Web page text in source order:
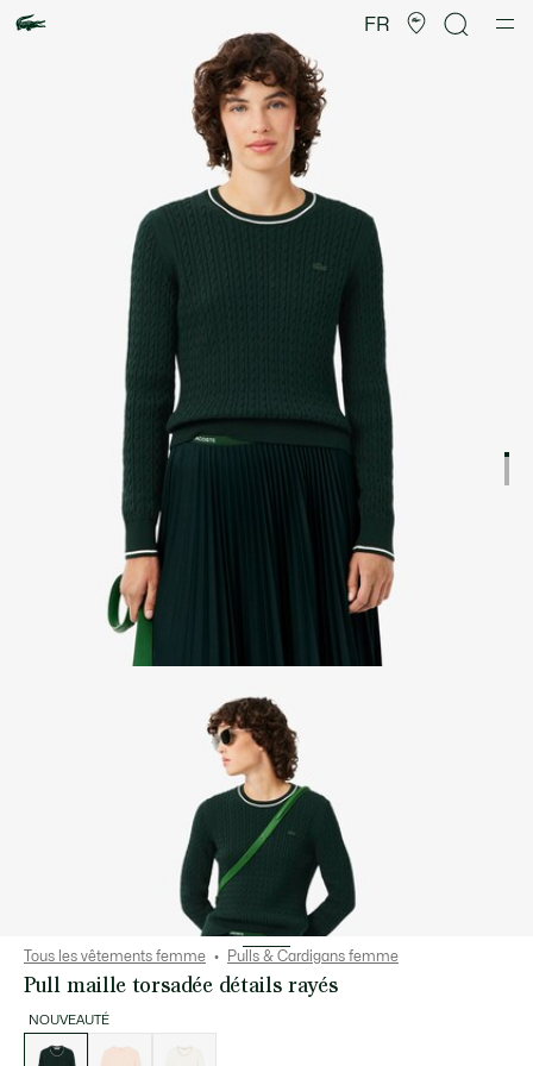
FR
d’images
produit
Tous les vêtements femme Pulls & Cardigans femme
Pull maille torsadée détails rayés
NOUVEAUTÉ
des
déclinaisons